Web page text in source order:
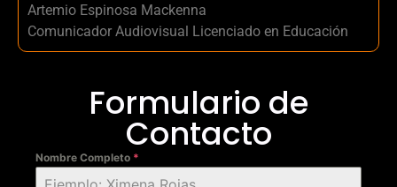
Artemio Espinosa Mackenna
Comunicador Audiovisual Licenciado en Educación
Formulario de
Contacto
Nombre Completo *